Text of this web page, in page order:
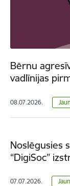
Bērnu
vadlīnijas
08.07.2026.
Noslēgusies
“DigiSoc”
07.07.2026.